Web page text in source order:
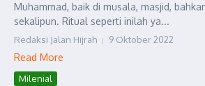
Muhammad, baik di musala, masjid,
sekalipun. Ritual seperti inilah ya...
Redaksi Jalan Hijrah 9 Oktober 2022
Read More
Milenial